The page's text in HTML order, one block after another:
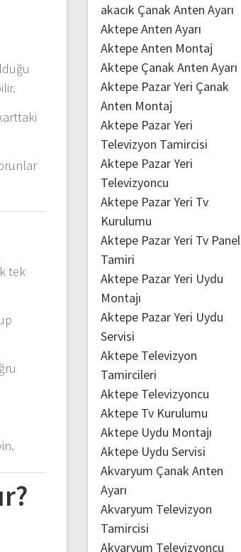
tek
akacık Çanak Anten Ayarı
Aktepe Anten Ayarı
Aktepe Anten Montaj
Aktepe Çanak Anten Ayarı
Aktepe Pazar Yeri Çanak
Anten Montaj
Aktepe Pazar Yeri
Televizyon Tamircisi
Aktepe Pazar Yeri
Televizyoncu
Aktepe Pazar Yeri Tv
Kurulumu
Aktepe Pazar Yeri Tv Panel
Tamiri
Aktepe Pazar Yeri Uydu
Montajı
Aktepe Pazar Yeri Uydu
Servisi
Aktepe Televizyon
Tamircileri
Aktepe Televizyoncu
Aktepe Tv Kurulumu
Aktepe Uydu Montajı
Aktepe Uydu Servisi
Akvaryum Çanak Anten
Ayarı
Akvaryum Televizyon
Tamircisi
Akvaryum Televizyoncu